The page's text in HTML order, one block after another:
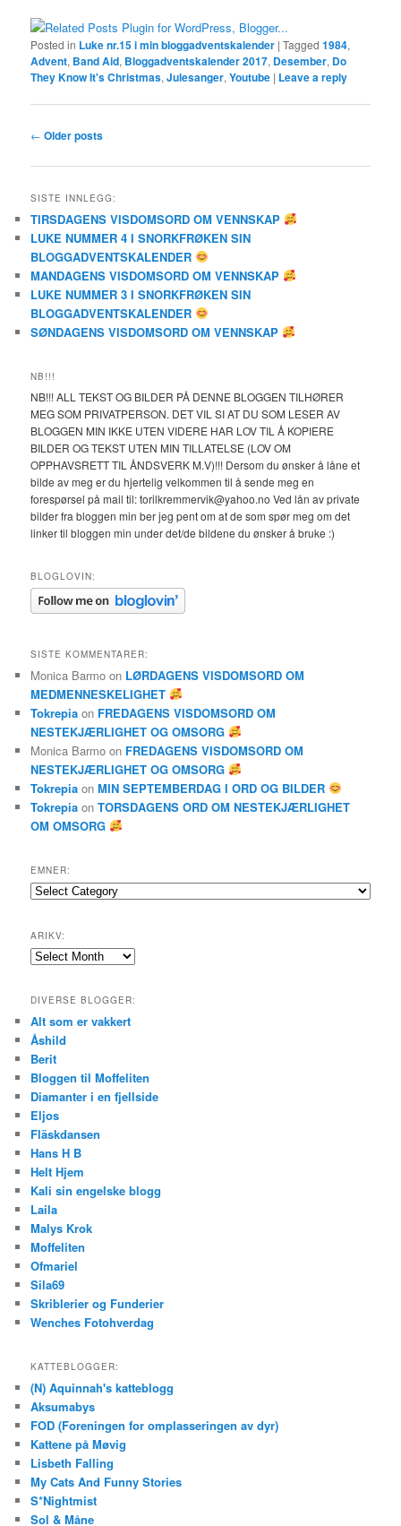
Posted in Luke nr.15 i min bloggadventskalender |Tagged 1984,
Advent, Band Aid, Bloggadventskalender 2017, Desember, Do
They Know It's Christmas,Julesanger,Youtube | Leave a reply
Post
← Older posts
SISTE INNLEGG:
TIRSDAGENS VISDOMSORD OM VENNSKAP
LUKE NUMMER 4 I SNORKFRØKEN SIN
BLOGGADVENTSKALENDER
MANDAGENS VISDOMSORD OM VENNSKAP
LUKE NUMMER 3 I SNORKFRØKEN SIN
BLOGGADVENTSKALENDER
SØNDAGENS VISDOMSORD OM VENNSKAP
NB!!!
NB!!! ALL TEKST OG BILDER PÅ DENNE BLOGGEN TILHØRER
MEG SOM PRIVATPERSON. DET VIL SI AT DU SOM LESER AV
BLOGGEN MIN IKKE UTEN VIDERE HAR LOV TIL Å KOPIERE
BILDER OG TEKST UTEN MIN TILLATELSE (LOV OM
OPPHAVSRETT TIL ÅNDSVERK M.V)!!! Dersom du ønsker å låne et
bilde av meg er du hjertelig velkommen til å sende meg en
forespørsel på mail til: torilkremmervik@yahoo.no Ved lån av private
bilder fra bloggen min ber jeg pent om at de som spør meg om det
linker til bloggen min under det/de bildene du ønsker å bruke :)
BLOGLOVIN:
SISTE KOMMENTARER:
Monica Barmo on LØRDAGENS VISDOMSORD OM
MEDMENNESKELIGHET
Tokrepia on FREDAGENS VISDOMSORD OM
NESTEKJÆRLIGHET OG OMSORG
Monica Barmo on FREDAGENS VISDOMSORD OM
NESTEKJÆRLIGHET OG OMSORG
Tokrepia onMIN SEPTEMBERDAG I ORD OG BILDER
Tokrepia onTORSDAGENS ORD OM NESTEKJÆRLIGHET
OM OMSORG
EMNER:
Emner:
ARIKV:
Arikv:
DIVERSE BLOGGER:
Alt som er vakkert
Åshild
Berit
Bloggen til Moffeliten
Diamanter i en fjellside
Eljos
Fläskdansen
Hans H B
Helt Hjem
Kali sin engelske blogg
Laila
Malys Krok
Moffeliten
Ofmariel
Sila69
Skriblerier og Funderier
Wenches Fotohverdag
KATTEBLOGGER:
(N) Aquinnah's katteblogg
Aksumabys
FOD (Foreningen for omplasseringen av dyr)
Kattene på Møvig
Lisbeth Falling
My Cats And Funny Stories
S*Nightmist
Sol & Måne